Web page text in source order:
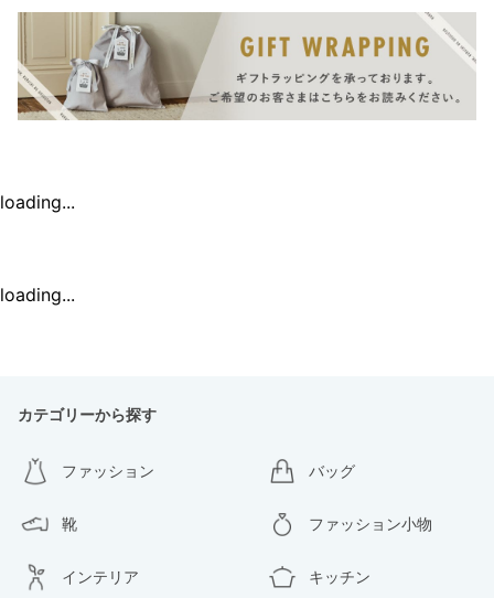
loading...
loading...
カテゴリーから探す
ファッション バッグ
靴 ファッション小物
インテリア キッチン